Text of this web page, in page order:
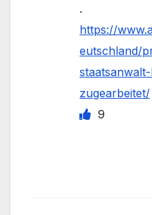
.
https://
eutschland/
zugearbeitet/
9